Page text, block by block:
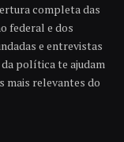
completa das
federal e dos
e entrevistas
política te ajudam
mais relevantes do